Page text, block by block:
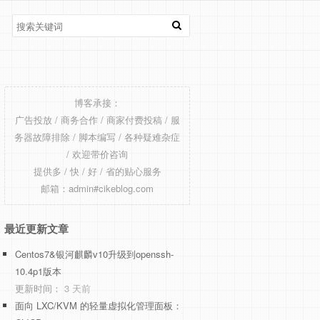
博客承接：
广告投放 / 商务合作 / 商家付费投稿 / 服
务器故障排除 / 脚本编写 / 各种疑难杂症
/ 欢迎带价咨询
提供多 / 快 / 好 / 省的贴心服务
邮箱：admin#cikeblog.com
最近更新文章
Centos7&银河麒麟v10升级到openssh-
10.4p1版本
更新时间： 3 天前
面向 LXC/KVM 的轻量虚拟化管理面板：